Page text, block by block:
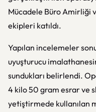
Mücadele Büro Amirliği
ekipleri katıldı.
Yapılan incelemeler
uyuşturucu
sundukları belirlendi.
4 kilo 50 gram esrar ve
yetiştirmede kullanılan